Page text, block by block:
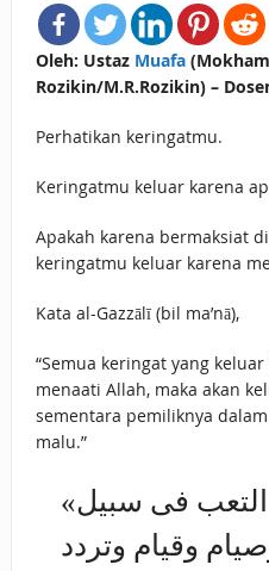
Oleh: Ustaz Muafa
Rozikin/M.R.Rozikin) –
Perhatikan keringatmu.
Keringatmu keluar karena
Apakah karena bermaksiat
keringatmu keluar karena
Kata al-Gazzālī (bil ma’nā),
“Semua keringat yang
menaati Allah, maka akan
sementara pemiliknya
malu.”
«كل ‌عرق ‌لم ‌يخرجه ‌التعب ‌فى ‌سبيل
وقيام وتردد